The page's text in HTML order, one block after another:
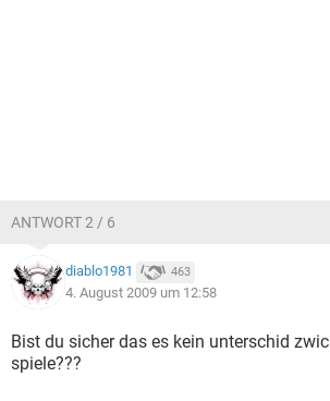
ANTWORT 2 / 6
diablo1981 463
4. August 2009 um 12:58
Bist du sicher das es kein unterschid
spiele???